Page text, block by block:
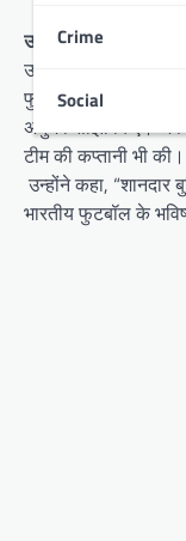
Crime
Social
उदयपुर :भारतीय
उन्होंने युवा फुटबॉलरों
फुटबॉल जगत में एक
अनुभव साझा किए। अपने
टीम की कप्तानी भी
उन्होंने कहा,
भारतीय फुटबॉल के